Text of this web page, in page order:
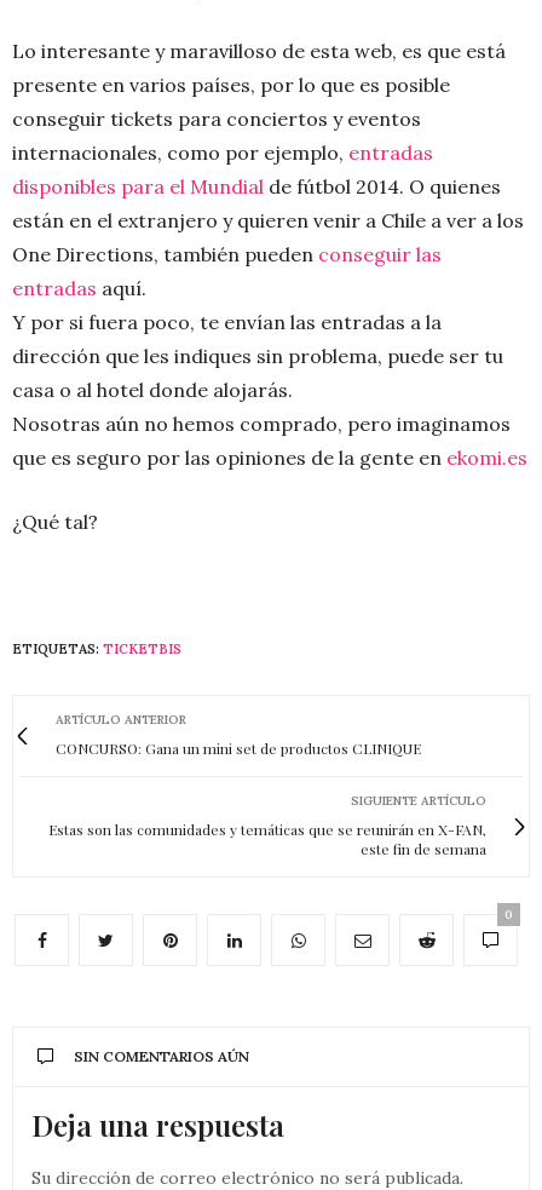
Lo interesante y maravilloso de esta web, es que está
presente en varios países, por lo que es posible
conseguir tickets para conciertos y eventos
internacionales, como por ejemplo, entradas
disponibles para el Mundial de fútbol 2014. O quienes
están en el extranjero y quieren venir a Chile a ver a los
One Directions, también pueden conseguir las
entradas aquí.
Y por si fuera poco, te envían las entradas a la
dirección que les indiques sin problema, puede ser tu
casa o al hotel donde alojarás.
Nosotras aún no hemos comprado, pero imaginamos
que es seguro por las opiniones de la gente en ekomi.es
¿Qué tal?
ETIQUETAS: TICKETBIS
ARTÍCULO ANTERIOR
CONCURSO: Gana un mini set de productos CLINIQUE
SIGUIENTE ARTÍCULO
Estas son las comunidades y temáticas que se reunirán en X-FAN,
este fin de semana
0
SIN COMENTARIOS AÚN
Deja una respuesta
Su dirección de correo electrónico no será publicada.